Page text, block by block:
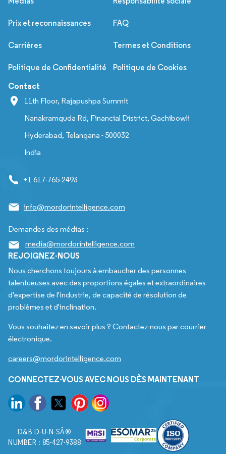
Prix et reconnaissances FAQ
Carrières Termes et Conditions
Politique de Confidentialité Politique de Cookies
Contact
11th Floor, Rajapushpa Summit
Nanakramguda Rd, Financial District, Gachibowli
Hyderabad, Telangana - 500032
India
+1 617-765-2493
info@mordorintelligence.com
Demandes des médias :
media@mordorintelligence.com
REJOIGNEZ-NOUS
Nous cherchons toujours à embaucher des personnes
talentueuses avec des proportions égales et extraordinaires
d'expertise de l'industrie, de capacité de résolution de
problèmes et d'inclination.
Vous souhaitez en savoir plus ? Contactez-nous par courrier
électronique.
careers@mordorintelligence.com
CONNECTEZ-VOUS AVEC NOUS DÈS MAINTENANT
D&B D-U-N-SÂ®
NUMBER : 85-427-9388